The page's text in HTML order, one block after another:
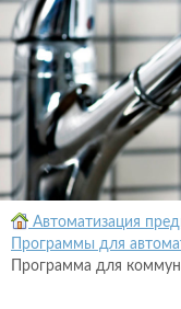
Автоматизация
Программы для
Программа для